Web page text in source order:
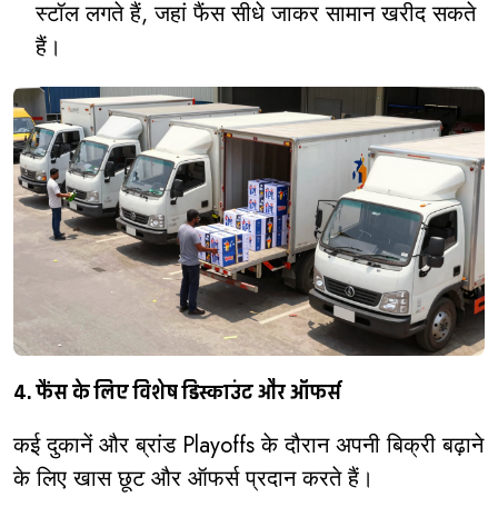
स्टॉल लगते हैं, जहां फैंस सीधे जाकर सामान खरीद सकते
हैं।
4. फैंस के लिए विशेष डिस्काउंट और ऑफर्स
कई दुकानें और ब्रांड Playoffs के दौरान अपनी बिक्री बढ़ाने
के लिए खास छूट और ऑफर्स प्रदान करते हैं।